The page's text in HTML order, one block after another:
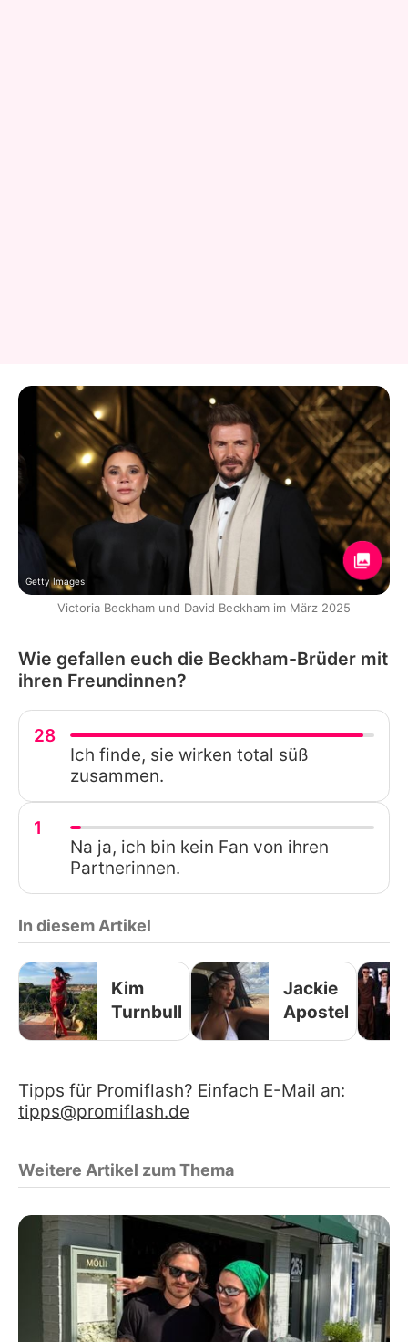
Getty Images
Victoria Beckham und David Beckham im März 2025
Wie gefallen euch die Beckham-Brüder mit
ihren Freundinnen?
28
Ich finde, sie wirken total süß
zusammen.
1
Na ja, ich bin kein Fan von ihren
Partnerinnen.
In diesem Artikel
Kim
Turnbull
Jackie
Apostel
Tipps für Promiflash? Einfach E-Mail an:
tipps@promiflash.de
Weitere Artikel zum Thema